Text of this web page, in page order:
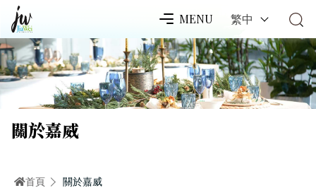
MENU 繁中
關於嘉威
首頁 關於嘉威